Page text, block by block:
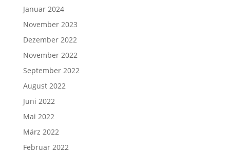
Januar 2024
November 2023
Dezember 2022
November 2022
September 2022
August 2022
Juni 2022
Mai 2022
März 2022
Februar 2022